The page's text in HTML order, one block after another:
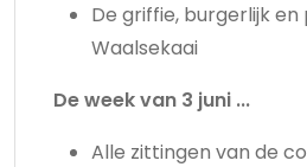
De griffie, burgerlijk en
Waalsekaai
De week van 3 juni ...
Alle zittingen van de